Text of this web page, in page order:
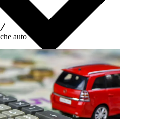
auto